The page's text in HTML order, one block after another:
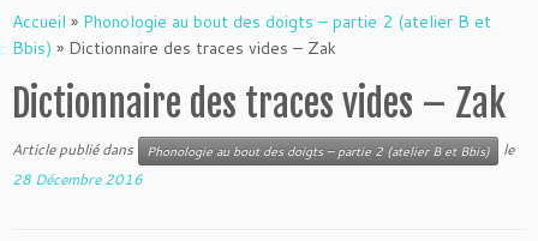
au
contenu
Accueil » Phonologie au bout des doigts – partie 2 (atelier B et
Bbis) » Dictionnaire des traces vides – Zak
Dictionnaire des traces vides – Zak
Article publié dans Phonologie au bout des doigts – partie 2 (atelier B et Bbis)
le
28 Décembre 2016